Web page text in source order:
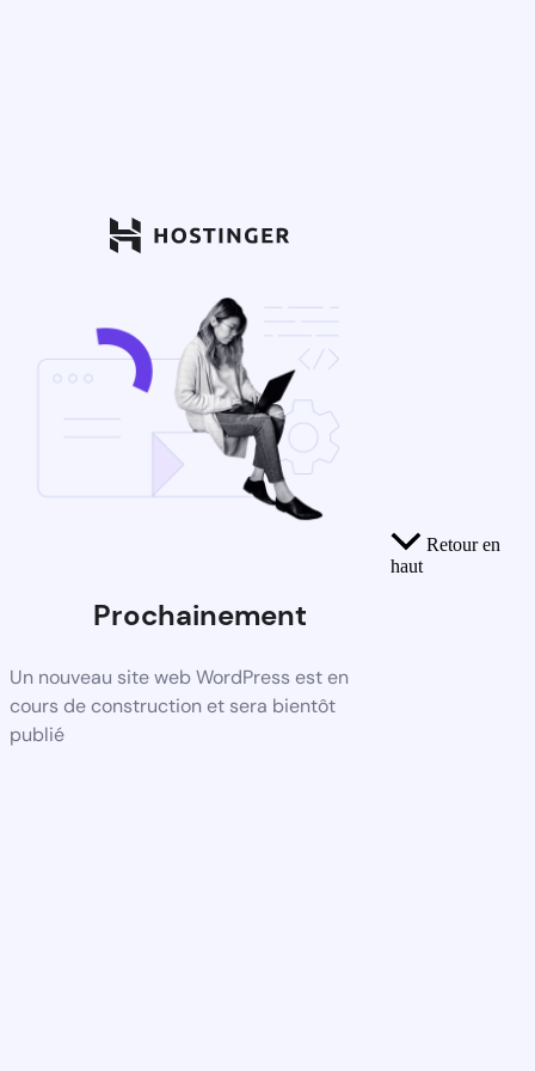
Prochainement
Un nouveau site web WordPress est en
cours de construction et sera bientôt
publié
Retour en
haut